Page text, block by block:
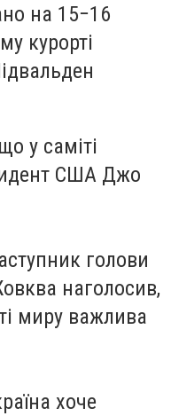
на 15−16
курорті
у саміті
США Джо
голови
наголосив,
миру важлива
хоче